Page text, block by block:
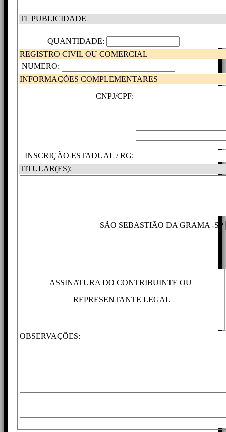
TL PUBLICIDADE
QUANTIDADE:
REGISTRO CIVIL OU COMERCIAL
NUMERO:
INFORMAÇÕES COMPLEMENTARES
CNPJ/CPF:
INSCRIÇÃO ESTADUAL / RG:
TITULAR(ES):
SÃO SEBASTIÃO DA GRAMA -SP
ASSINATURA DO CONTRIBUINTE OU
REPRESENTANTE LEGAL
OBSERVAÇÕES: